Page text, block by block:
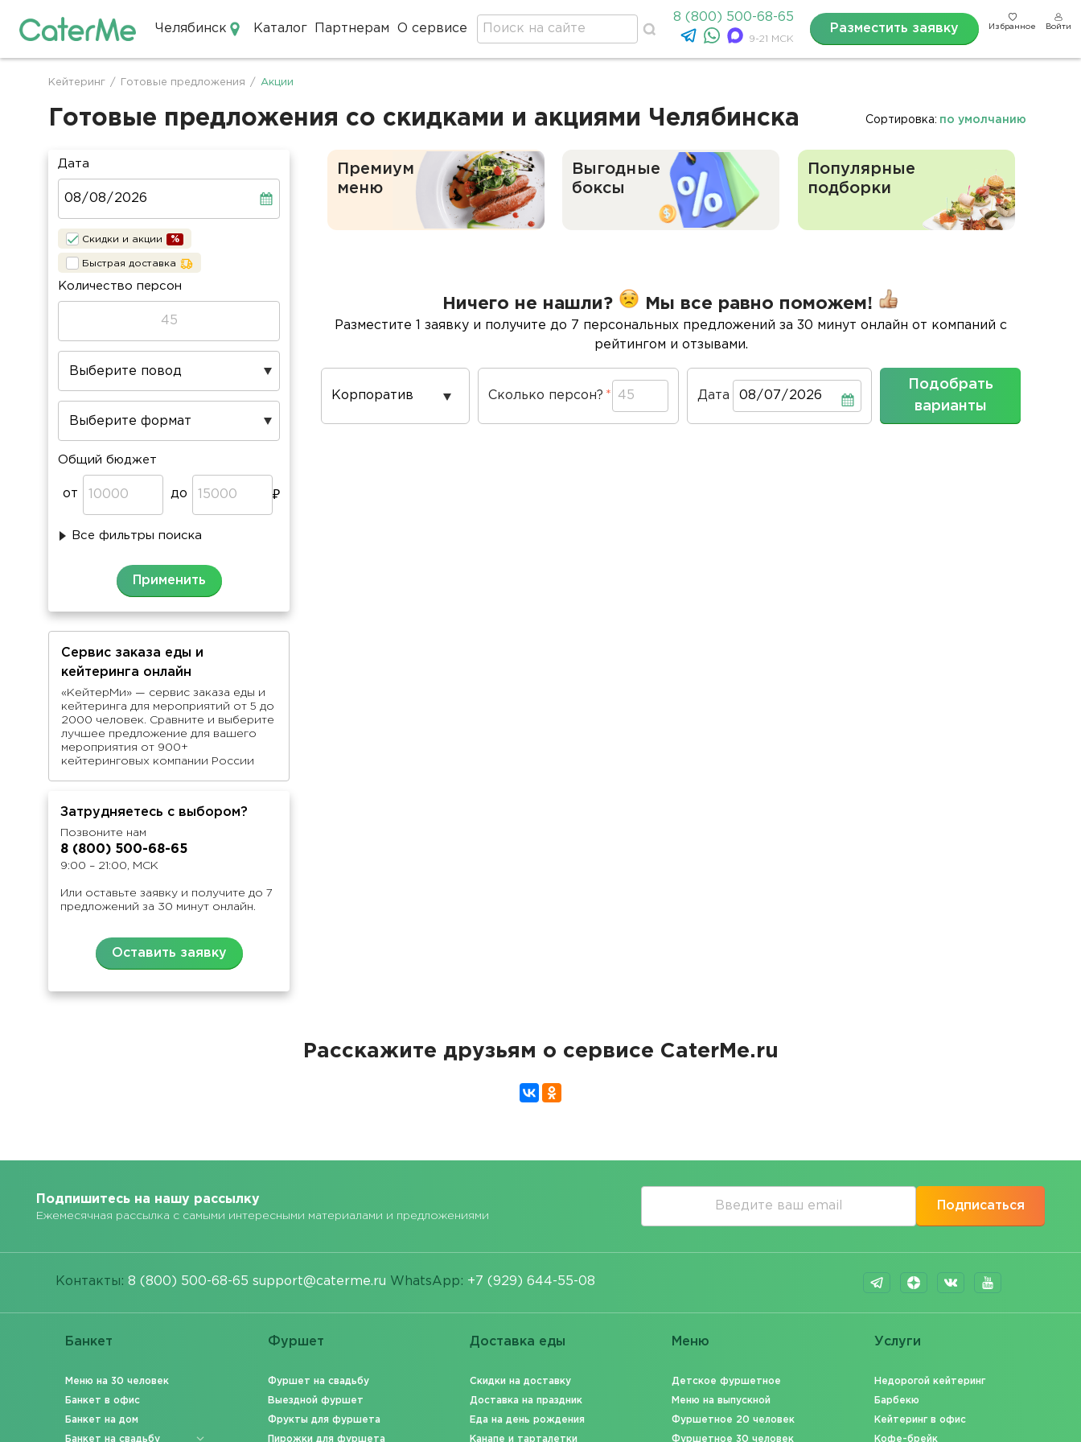
Челябинск Каталог Партнерам О сервисе
8 (800) 500-68-65
9-21 МСК
Разместить заявку Избранное Войти
Строка
навигации
Кейтеринг / Готовые предложения / Акции
Готовые предложения со скидками и акциями Челябинска Сортировка: по умолчанию
Дата
Скидки и акции
Быстрая доставка
Количество персон
Общий бюджет
от до
Все фильтры поиска
Сервис заказа еды и
кейтеринга онлайн
«КейтерМи» — сервис заказа еды и
кейтеринга для мероприятий от 5 до
2000 человек. Сравните и выберите
лучшее предложение для вашего
мероприятия от 900+
кейтеринговых компании России
Затрудняетесь с выбором?
Позвоните нам
8 (800) 500-68-65
9:00 – 21:00, МСК
Или оставьте заявку и получите до 7
предложений за 30 минут онлайн.
Оставить заявку
Премиум
меню
Выгодные
боксы
Популярные
подборки
Ничего не нашли? Мы все равно поможем!
Разместите 1 заявку и получите до 7 персональных предложений за 30 минут онлайн от компаний с
рейтингом и отзывами.
Повод
проведения
Сколько персон? Дата Дата
Подобрать
варианты
Расскажите друзьям о сервисе CaterMe.ru
Подпишитесь на нашу рассылку
Ежемесячная рассылка с самыми интересными материалами и предложениями
Подписаться
Контакты: 8 (800) 500-68-65 support@caterme.ru WhatsApp: +7 (929) 644-55-08
Банкет
Меню на 30 человек
Банкет в офис
Банкет на дом
Банкет на свадьбу
Фуршет
Фуршет на свадьбу
Выездной фуршет
Фрукты для фуршета
Пирожки для фуршета
Доставка еды
Скидки на доставку
Доставка на праздник
Еда на день рождения
Канапе и тарталетки
Меню
Детское фуршетное
Меню на выпускной
Фуршетное 20 человек
Фуршетное 30 человек
Услуги
Недорогой кейтеринг
Барбекю
Кейтеринг в офис
Кофе-брейк